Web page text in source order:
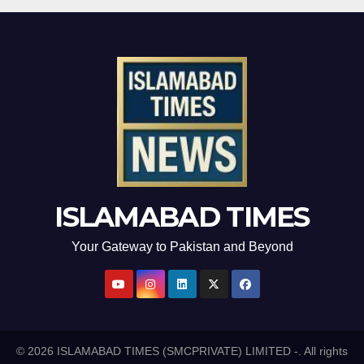
ISLAMABAD TIMES
Your Gateway to Pakistan and Beyond
© 2026 ISLAMABAD TIMES (SMCPRIVATE) LIMITED -. All rights